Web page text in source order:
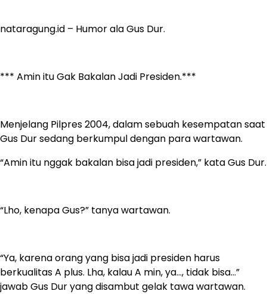
nataragung.id – Humor ala Gus Dur.
*** Amin itu Gak Bakalan Jadi Presiden.***
Menjelang Pilpres 2004, dalam sebuah kesempatan saat
Gus Dur sedang berkumpul dengan para wartawan.
“Amin itu nggak bakalan bisa jadi presiden,” kata Gus Dur.
“Lho, kenapa Gus?” tanya wartawan.
“Ya, karena orang yang bisa jadi presiden harus
berkualitas A plus. Lha, kalau A min, ya…, tidak bisa…”
jawab Gus Dur yang disambut gelak tawa wartawan.